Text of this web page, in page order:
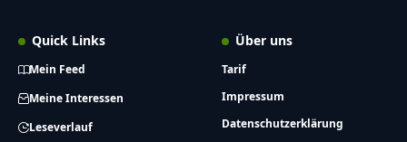
Quick Links
Mein Feed
Meine Interessen
Leseverlauf
Über uns
Tarif
Impressum
Datenschutzerklärung